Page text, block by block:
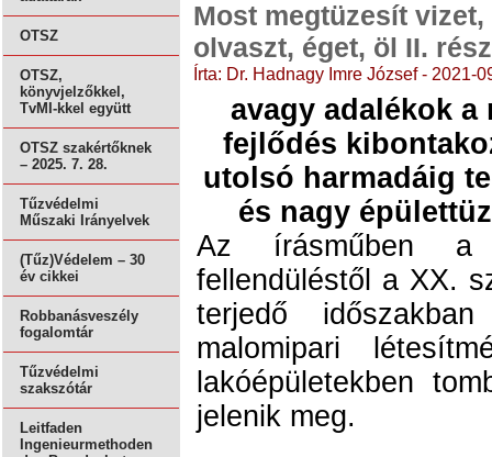
OTSZ
OTSZ,
könyvjelzőkkel,
TvMI-kkel együtt
OTSZ szakértőknek
– 2025. 7. 28.
Tűzvédelmi
Műszaki Irányelvek
(Tűz)Védelem – 30
év cikkei
Robbanásveszély
fogalomtár
Tűzvédelmi
szakszótár
Leitfaden
Ingenieurmethoden
Most megtüzesít
olvaszt, éget, öl II. rész
Írta: Dr. Hadnagy Imre József - 2021-
avagy adalékok
fejlődés
utolsó harmadáig
és nagy
Az írásműben a
fellendüléstől a XX.
terjedő
malomipari
lakóépületekben
jelenik meg.